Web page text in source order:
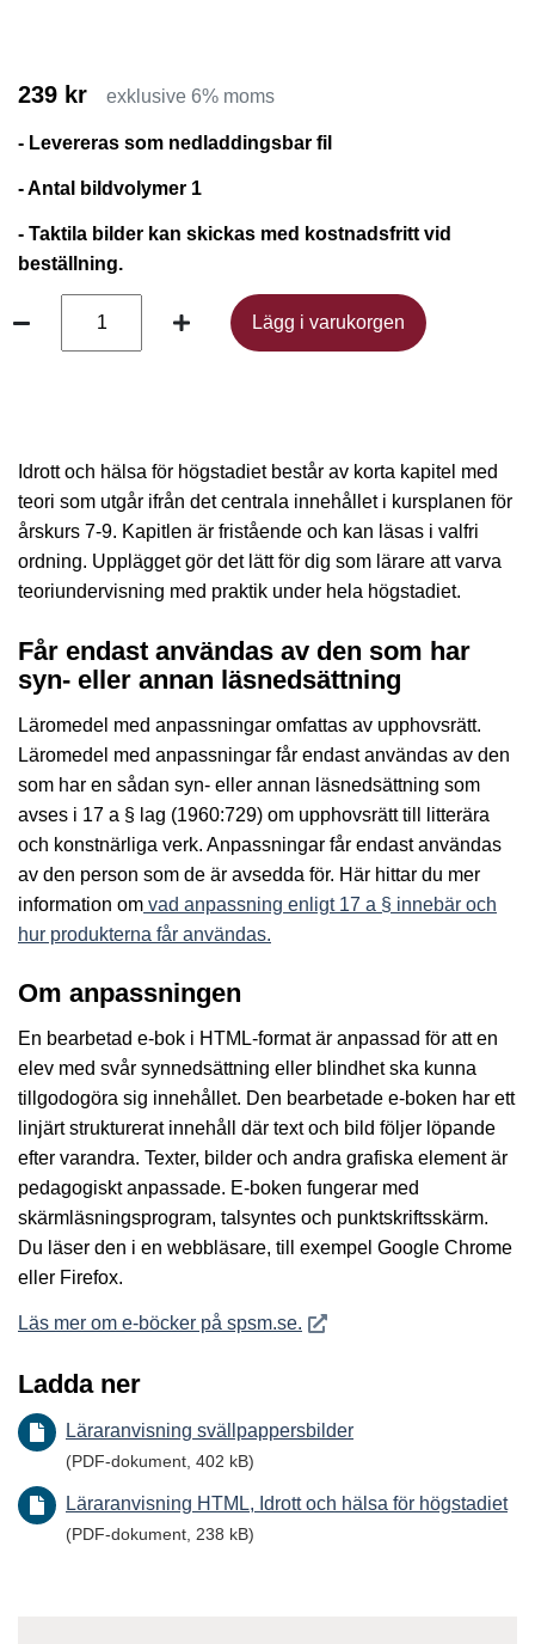
239 kr exklusive 6% moms
- Levereras som nedladdingsbar fil
- Antal bildvolymer 1
- Taktila bilder kan skickas med kostnadsfritt vid
beställning.
Lägg i varukorgen
Lägg i varukorgen
Idrott och hälsa för högstadiet består av korta kapitel med
teori som utgår ifrån det centrala innehållet i kursplanen för
årskurs 7-9. Kapitlen är fristående och kan läsas i valfri
ordning. Upplägget gör det lätt för dig som lärare att varva
teoriundervisning med praktik under hela högstadiet.
Får endast användas av den som har
syn- eller annan läsnedsättning
Läromedel med anpassningar omfattas av upphovsrätt.
Läromedel med anpassningar får endast användas av den
som har en sådan syn- eller annan läsnedsättning som
avses i 17 a § lag (1960:729) om upphovsrätt till litterära
och konstnärliga verk. Anpassningar får endast användas
av den person som de är avsedda för. Här hittar du mer
information om vad anpassning enligt 17 a § innebär och
hur produkterna får användas.
Om anpassningen
En bearbetad e-bok i HTML-format är anpassad för att en
elev med svår synnedsättning eller blindhet ska kunna
tillgodogöra sig innehållet. Den bearbetade e-boken har ett
linjärt strukturerat innehåll där text och bild följer löpande
efter varandra. Texter, bilder och andra grafiska element är
pedagogiskt anpassade. E-boken fungerar med
skärmläsningsprogram, talsyntes och punktskriftsskärm.
Du läser den i en webbläsare, till exempel Google Chrome
eller Firefox.
Läs mer om e-böcker på spsm.se. Öppnas i nytt fönster
Ladda ner
Läraranvisning svällpappersbilder
(PDF-dokument, 402 kB)
Läraranvisning HTML, Idrott och hälsa för högstadiet
(PDF-dokument, 238 kB)